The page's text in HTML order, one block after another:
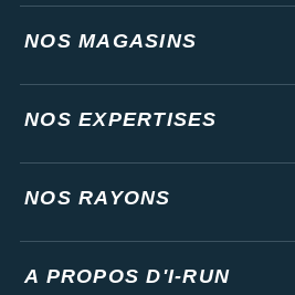
NOS MAGASINS
NOS EXPERTISES
NOS RAYONS
A PROPOS D'I-RUN